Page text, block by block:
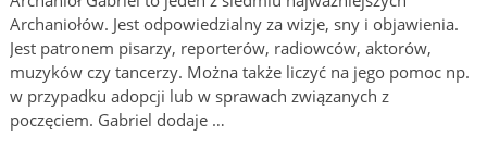
Archaniołów. Jest odpowiedzialny za wizje, sny i objawienia.
Jest patronem pisarzy, reporterów, radiowców, aktorów,
muzyków czy tancerzy. Można także liczyć na jego pomoc np.
w przypadku adopcji lub w sprawach związanych z
poczęciem. Gabriel dodaje …